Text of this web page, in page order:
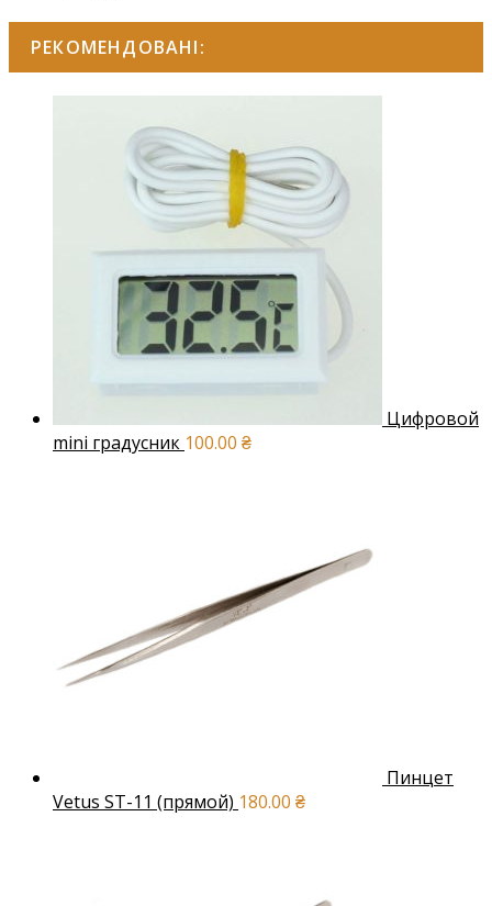
РЕКОМЕНДОВАНІ:
Цифровой
mini градусник 100.00 ₴
Пинцет
Vetus ST-11 (прямой) 180.00 ₴